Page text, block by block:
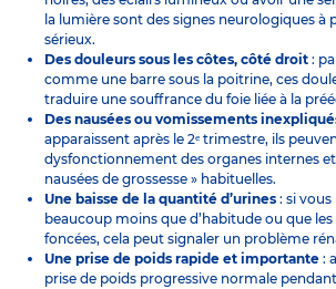
la lumière sont des signes neurologiques à
sérieux.
Des douleurs sous les côtes, côté droit :
comme une barre sous la poitrine, ces
traduire une souffrance du foie liée à la
Des nausées ou vomissements
apparaissent après le 2ᵉ trimestre, ils
dysfonctionnement des organes internes
nausées de grossesse » habituelles.
Une baisse de la quantité d’urines : si vous
beaucoup moins que d’habitude ou que
foncées, cela peut signaler un problème
Une prise de poids rapide et importante :
prise de poids progressive normale